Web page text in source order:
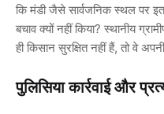
कि मंडी जैसे सार्वजनिक स्थल पर
बचाव क्यों नहीं किया? स्थानीय
ही किसान सुरक्षित नहीं हैं, तो वे
पुलिसिया कार्रवाई और